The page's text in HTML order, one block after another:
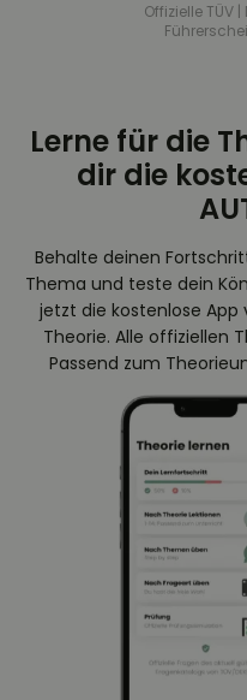
Offizielle TÜV
Lerne für die
dir die
Behalte deinen
Thema und teste dein
jetzt die kostenlose App
Theorie. Alle offiziellen
Passend zum